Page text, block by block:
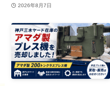
2026年8月7日